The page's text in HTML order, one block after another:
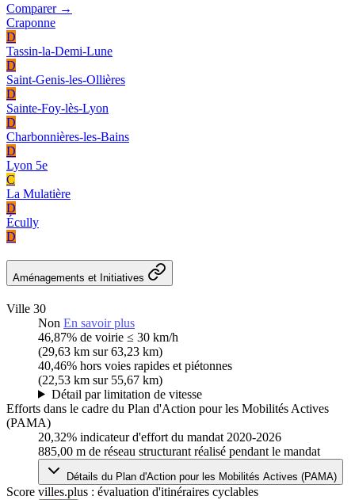
Comparer →
Craponne
D
Tassin-la-Demi-Lune
D
Saint-Genis-les-Ollières
D
Sainte-Foy-lès-Lyon
D
Charbonnières-les-Bains
D
Lyon 5e
C
La Mulatière
D
Écully
D
Aménagements et Initiatives
Ville 30
Non En savoir plus
46,87% de voirie ≤ 30 km/h
(29,63 km sur 63,23 km)
40,46% hors voies rapides et piétonnes
(22,53 km sur 55,67 km)
Détail par limitation de vitesse
Efforts dans le cadre du Plan d'Action pour les Mobilités Actives
(PAMA)
20,32% indicateur d'effort du mandat 2020-2026
885,00 m de réseau structurant réalisé pendant le mandat
Détails du Plan d'Action pour les Mobilités Actives (PAMA)
Score villes.plus : évaluation d'itinéraires cyclables